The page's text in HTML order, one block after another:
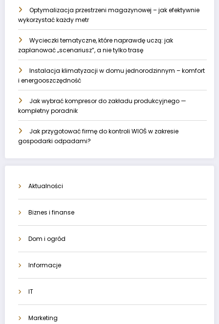
Optymalizacja przestrzeni magazynowej – jak efektywnie
wykorzystać każdy metr
Wycieczki tematyczne, które naprawdę uczą: jak
zaplanować „scenariusz”, a nie tylko trasę
Instalacja klimatyzacji w domu jednorodzinnym – komfort
i energooszczędność
Jak wybrać kompresor do zakładu produkcyjnego —
kompletny poradnik
Jak przygotować firmę do kontroli WIOŚ w zakresie
gospodarki odpadami?
Aktualności
Biznes i finanse
Dom i ogród
Informacje
IT
Marketing